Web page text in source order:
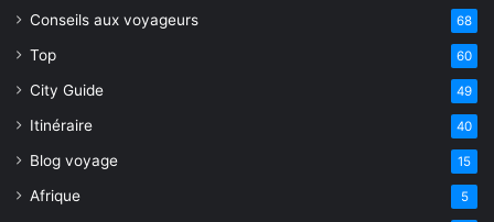
Conseils aux voyageurs 68
Top 60
City Guide 49
Itinéraire 40
Blog voyage 15
Afrique 5